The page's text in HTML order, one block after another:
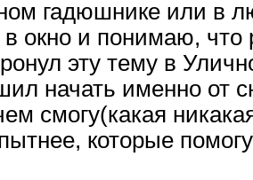
гадюшнике или в
окно и понимаю, что
эту тему в
начать именно от
смогу(какая
которые